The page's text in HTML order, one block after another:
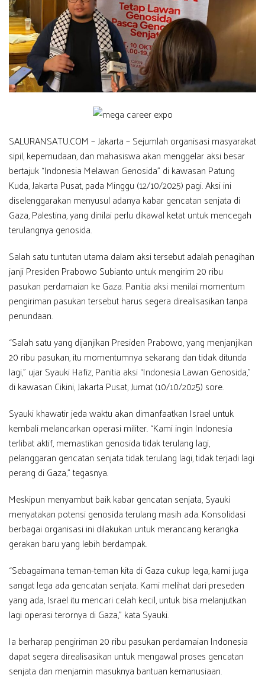
SALURANSATU.COM – Jakarta – Sejumlah organisasi masyarakat
sipil, kepemudaan, dan mahasiswa akan menggelar aksi besar
bertajuk “Indonesia Melawan Genosida” di kawasan Patung
Kuda, Jakarta Pusat, pada Minggu (12/10/2025) pagi. Aksi ini
diselenggarakan menyusul adanya kabar gencatan senjata di
Gaza, Palestina, yang dinilai perlu dikawal ketat untuk mencegah
terulangnya genosida.
Salah satu tuntutan utama dalam aksi tersebut adalah penagihan
janji Presiden Prabowo Subianto untuk mengirim 20 ribu
pasukan perdamaian ke Gaza. Panitia aksi menilai momentum
pengiriman pasukan tersebut harus segera direalisasikan tanpa
penundaan.
“Salah satu yang dijanjikan Presiden Prabowo, yang menjanjikan
20 ribu pasukan, itu momentumnya sekarang dan tidak ditunda
lagi,” ujar Syauki Hafiz, Panitia aksi “Indonesia Lawan Genosida,”
di kawasan Cikini, Jakarta Pusat, Jumat (10/10/2025) sore.
Syauki khawatir jeda waktu akan dimanfaatkan Israel untuk
kembali melancarkan operasi militer. “Kami ingin Indonesia
terlibat aktif, memastikan genosida tidak terulang lagi,
pelanggaran gencatan senjata tidak terulang lagi, tidak terjadi lagi
perang di Gaza,” tegasnya.
Meskipun menyambut baik kabar gencatan senjata, Syauki
menyatakan potensi genosida terulang masih ada. Konsolidasi
berbagai organisasi ini dilakukan untuk merancang kerangka
gerakan baru yang lebih berdampak.
“Sebagaimana teman-teman kita di Gaza cukup lega, kami juga
sangat lega ada gencatan senjata. Kami melihat dari preseden
yang ada, Israel itu mencari celah kecil, untuk bisa melanjutkan
lagi operasi terornya di Gaza,” kata Syauki.
Ia berharap pengiriman 20 ribu pasukan perdamaian Indonesia
dapat segera direalisasikan untuk mengawal proses gencatan
senjata dan menjamin masuknya bantuan kemanusiaan.